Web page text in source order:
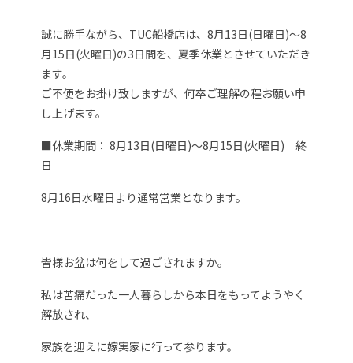
誠に勝手ながら、TUC船橋店は、8月13日(日曜日)～8
月15日(火曜日)の3日間を、夏季休業とさせていただき
ます。
ご不便をお掛け致しますが、何卒ご理解の程お願い申
し上げます。
■休業期間： 8月13日(日曜日)～8月15日(火曜日) 終
日
8月16日水曜日より通常営業となります。
皆様お盆は何をして過ごされますか。
私は苦痛だった一人暮らしから本日をもってようやく
解放され、
家族を迎えに嫁実家に行って参ります。